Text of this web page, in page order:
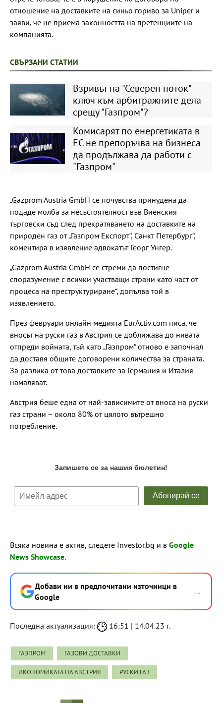
отношение на доставките на синьо гориво за Uniper и
заяви, че не приема законността на претенциите на
компанията.
СВЪРЗАНИ СТАТИИ
Взривът на "Северен поток" -
ключ към арбитражните дела
срещу "Газпром"?
Комисарят по енергетиката в
ЕС не препоръчва на бизнеса
да продължава да работи с
"Газпром"
„Gazprom Austria GmbH се почувства принудена да
подаде молба за несъстоятелност във Виенския
търговски съд след прекратяването на доставките на
природен газ от „Газпром Експорт“, Санкт Петербург“,
коментира в изявление адвокатът Георг Унгер.
„Gazprom Austria GmbH се стреми да постигне
споразумение с всички участващи страни като част от
процеса на преструктуриране“, допълва той в
изявлението.
През февруари онлайн медията EurActiv.com писа, че
вносът на руски газ в Австрия се доближава до нивата
отпреди войната, тъй като „Газпром“ отново е започнал
да доставя общите договорени количества за страната.
За разлика от това доставките за Германия и Италия
намаляват.
Австрия беше една от най-зависимите от вноса на руски
газ страни – около 80% от цялото вътрешно
потребление.
Всяка новина е актив, следете Investor.bg и в Google
News Showcase.
Добави ни в предпочитани източници в
Google
→
Последна актуализация: 16:51 | 14.04.23 г.
ГАЗПРОМ ГАЗОВИ ДОСТАВКИ
ИКОНОМИКАТА НА АВСТРИЯ РУСКИ ГАЗ